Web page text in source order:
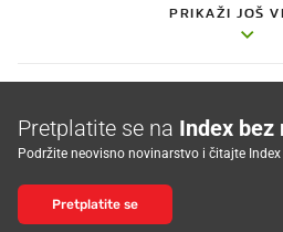
PRIKAŽI JOŠ
Pretplatite se na Index bez
Podržite neovisno novinarstvo i čitajte Index
Pretplatite se